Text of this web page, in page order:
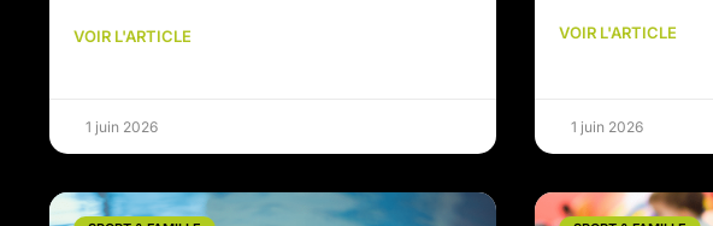
VOIR L'ARTICLE
1 juin 2026
VOIR L'ARTICLE
1 juin 2026